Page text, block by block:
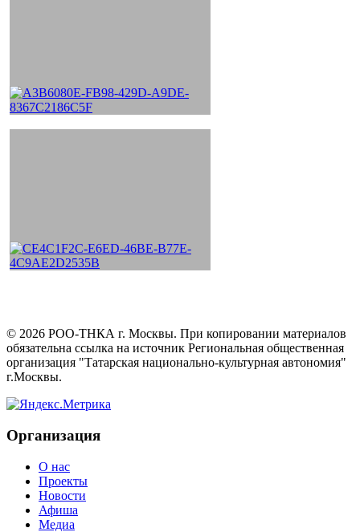
© 2026 РОО-ТНКА г. Москвы. При копировании материалов
обязательна ссылка на источник Региональная общественная
организация "Татарская национально-культурная автономия"
г.Москвы.
Организация
О нас
Проекты
Новости
Афиша
Медиа